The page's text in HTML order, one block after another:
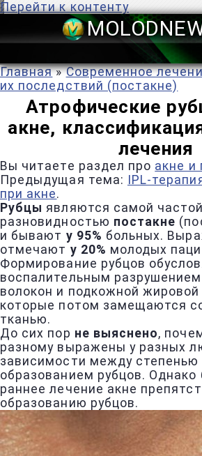
Перейти к контенту
Главная » Современное
их последствий (постакне)
Атрофические
акне,
лечения
Вы читаете раздел про акне и
Предыдущая тема:
IPL-
при акне.
Рубцы являются самой частой
разновидностью постакне
и бывают у 95% больных.
отмечают у 20% молодых
Формирование рубцов
воспалительным
волокон и подкожной жировой
которые потом замещаются
тканью.
До сих пор не выяснено,
разному выражены у разных
зависимости между степенью
образованием рубцов. Однако
раннее лечение акне
образованию рубцов.